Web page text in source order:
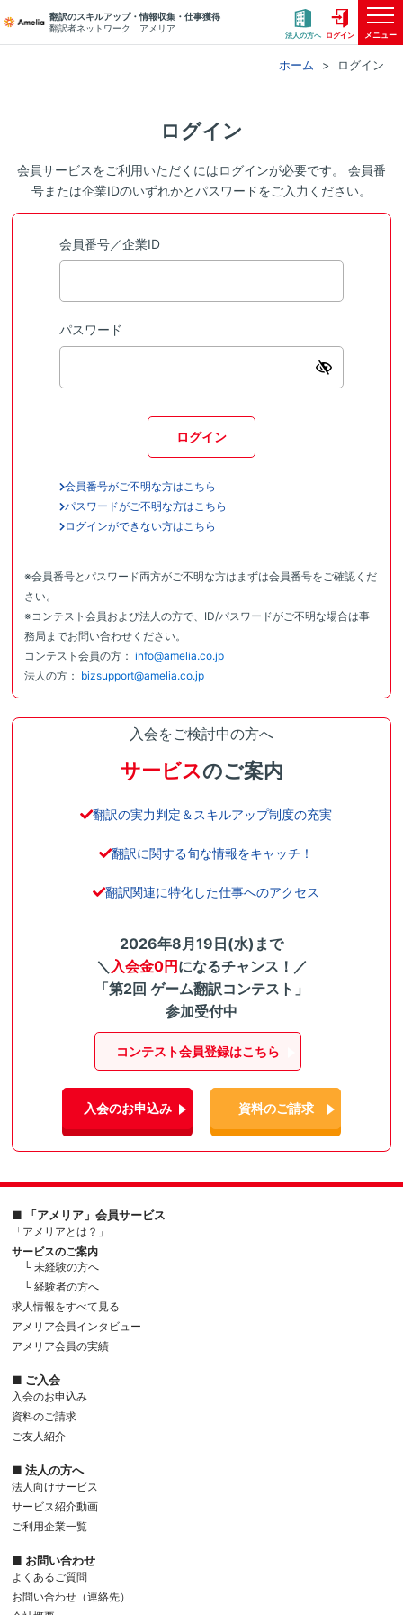
翻訳のスキルアップ・情報収集・仕事獲得
翻訳者ネットワーク アメリア
法人の方へ ログイン メニュー
ホーム ログイン
ログイン
会員サービスをご利用いただくにはログインが必要です。 会員番
号または企業IDのいずれかとパスワードをご入力ください。
会員番号／企業ID
パスワード
ログイン
会員番号がご不明な方はこちら
パスワードがご不明な方はこちら
ログインができない方はこちら
※会員番号とパスワード両方がご不明な方はまずは会員番号をご確認くだ
さい。
※コンテスト会員および法人の方で、ID/パスワードがご不明な場合は事
務局までお問い合わせください。
コンテスト会員の方： info@amelia.co.jp
法人の方： bizsupport@amelia.co.jp
入会をご検討中の方へ
サービスのご案内
翻訳の実力判定＆スキルアップ制度の充実
翻訳に関する旬な情報をキャッチ！
翻訳関連に特化した仕事へのアクセス
2026年8月19日(水)まで
＼ 入会金0円になるチャンス！／
「第2回 ゲーム翻訳コンテスト」
参加受付中
コンテスト会員登録はこちら
入会のお申込み 資料のご請求
■ 「アメリア」会員サービス
「アメリアとは？」
サービスのご案内
└ 未経験の方へ
└ 経験者の方へ
求人情報をすべて見る
アメリア会員インタビュー
アメリア会員の実績
■ ご入会
入会のお申込み
資料のご請求
ご友人紹介
■ 法人の方へ
法人向けサービス
サービス紹介動画
ご利用企業一覧
■ お問い合わせ
よくあるご質問
お問い合わせ（連絡先）